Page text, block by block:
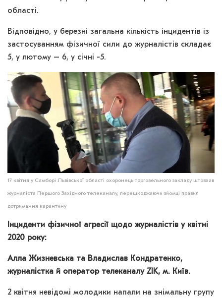
області.
Відповідно, у березні загальна кількість інцидентів із
застосуванням фізичної сили до журналістів складає
5, у лютому – 6, у січні -5.
17 квітня у Самборі Львівської області охоронець торговельного закладу штовхав
журналіста Першого Західного телеканалу, перешкоджаючи зйомці правил
дотримання карантину
Інциденти фізичної агресії щодо журналістів у квітні
2020 року:
Алла Жизневська та Владислав Кондратенко,
журналістка й оператор телеканалу ZIK, м. Київ.
2 квітня невідомі молодики напали на знімальну групу